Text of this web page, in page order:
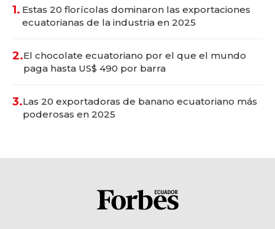
1. Estas 20 florícolas dominaron las exportaciones
ecuatorianas de la industria en 2025
2.El chocolate ecuatoriano por el que el mundo
paga hasta US$ 490 por barra
3.Las 20 exportadoras de banano ecuatoriano más
poderosas en 2025